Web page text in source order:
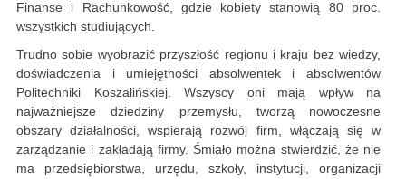
Finanse i Rachunkowość, gdzie kobiety stanowią 80 proc.
wszystkich studiujących.
Trudno sobie wyobrazić przyszłość regionu i kraju bez wiedzy,
doświadczenia i umiejętności absolwentek i absolwentów
Politechniki Koszalińskiej. Wszyscy oni mają wpływ na
najważniejsze dziedziny przemysłu, tworzą nowoczesne
obszary działalności, wspierają rozwój firm, włączają się w
zarządzanie i zakładają firmy. Śmiało można stwierdzić, że nie
ma przedsiębiorstwa, urzędu, szkoły, instytucji, organizacji